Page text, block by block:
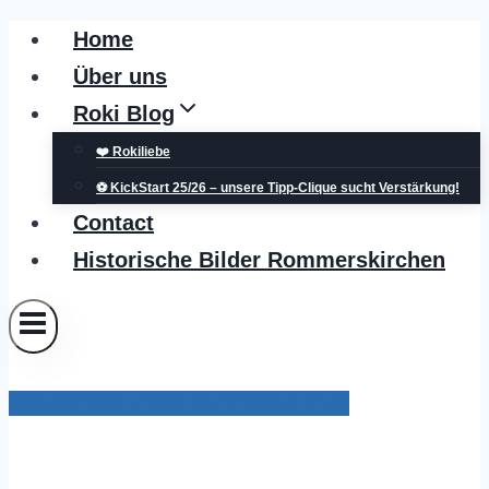
Zum
Inhalt
springen
Home
Über uns
Roki Blog
❤️ Rokiliebe
⚽ KickStart 25/26 – unsere Tipp-Clique sucht Verstärkung!
Contact
Historische Bilder Rommerskirchen